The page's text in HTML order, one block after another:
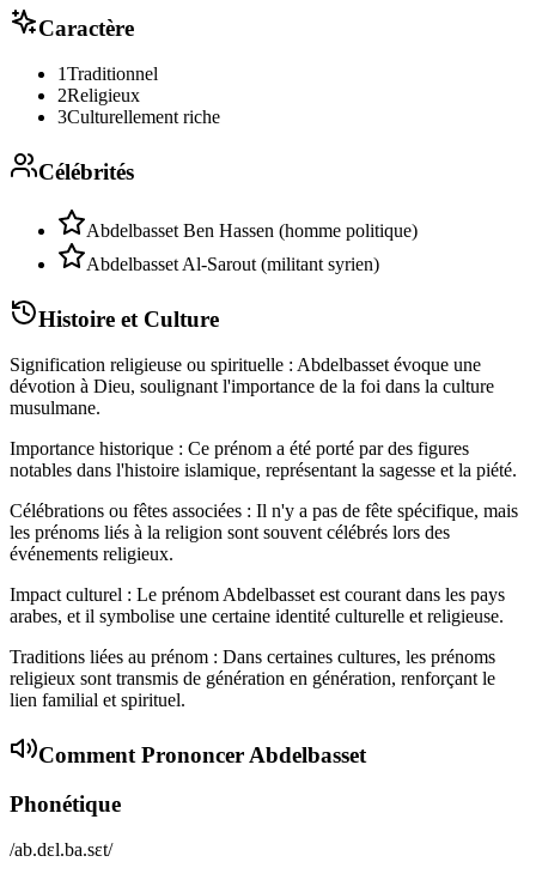
Caractère
1Traditionnel
2Religieux
3Culturellement riche
Célébrités
Abdelbasset Ben Hassen (homme politique)
Abdelbasset Al-Sarout (militant syrien)
Histoire et Culture
Signification religieuse ou spirituelle : Abdelbasset évoque une
dévotion à Dieu, soulignant l'importance de la foi dans la culture
musulmane.
Importance historique : Ce prénom a été porté par des figures
notables dans l'histoire islamique, représentant la sagesse et la piété.
Célébrations ou fêtes associées : Il n'y a pas de fête spécifique, mais
les prénoms liés à la religion sont souvent célébrés lors des
événements religieux.
Impact culturel : Le prénom Abdelbasset est courant dans les pays
arabes, et il symbolise une certaine identité culturelle et religieuse.
Traditions liées au prénom : Dans certaines cultures, les prénoms
religieux sont transmis de génération en génération, renforçant le
lien familial et spirituel.
Comment Prononcer Abdelbasset
Phonétique
/ab.dɛl.ba.sɛt/